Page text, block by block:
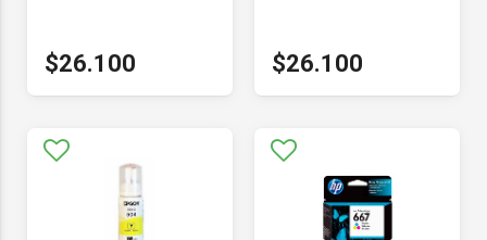
$26.100 $26.100